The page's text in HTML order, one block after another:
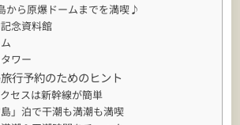
から原爆ドームまでを満喫♪
念資料館
ワー
行予約のためのヒント
セスは新幹線が簡単
」泊で干潮も満潮も満喫